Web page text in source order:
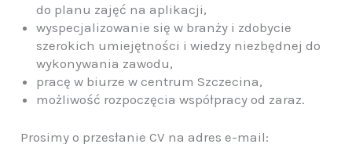
do planu zajęć na aplikacji,
wyspecjalizowanie się w branży i zdobycie
szerokich umiejętności i wiedzy niezbędnej do
wykonywania zawodu,
pracę w biurze w centrum Szczecina,
możliwość rozpoczęcia współpracy od zaraz.
Prosimy o przesłanie CV na adres e-mail: